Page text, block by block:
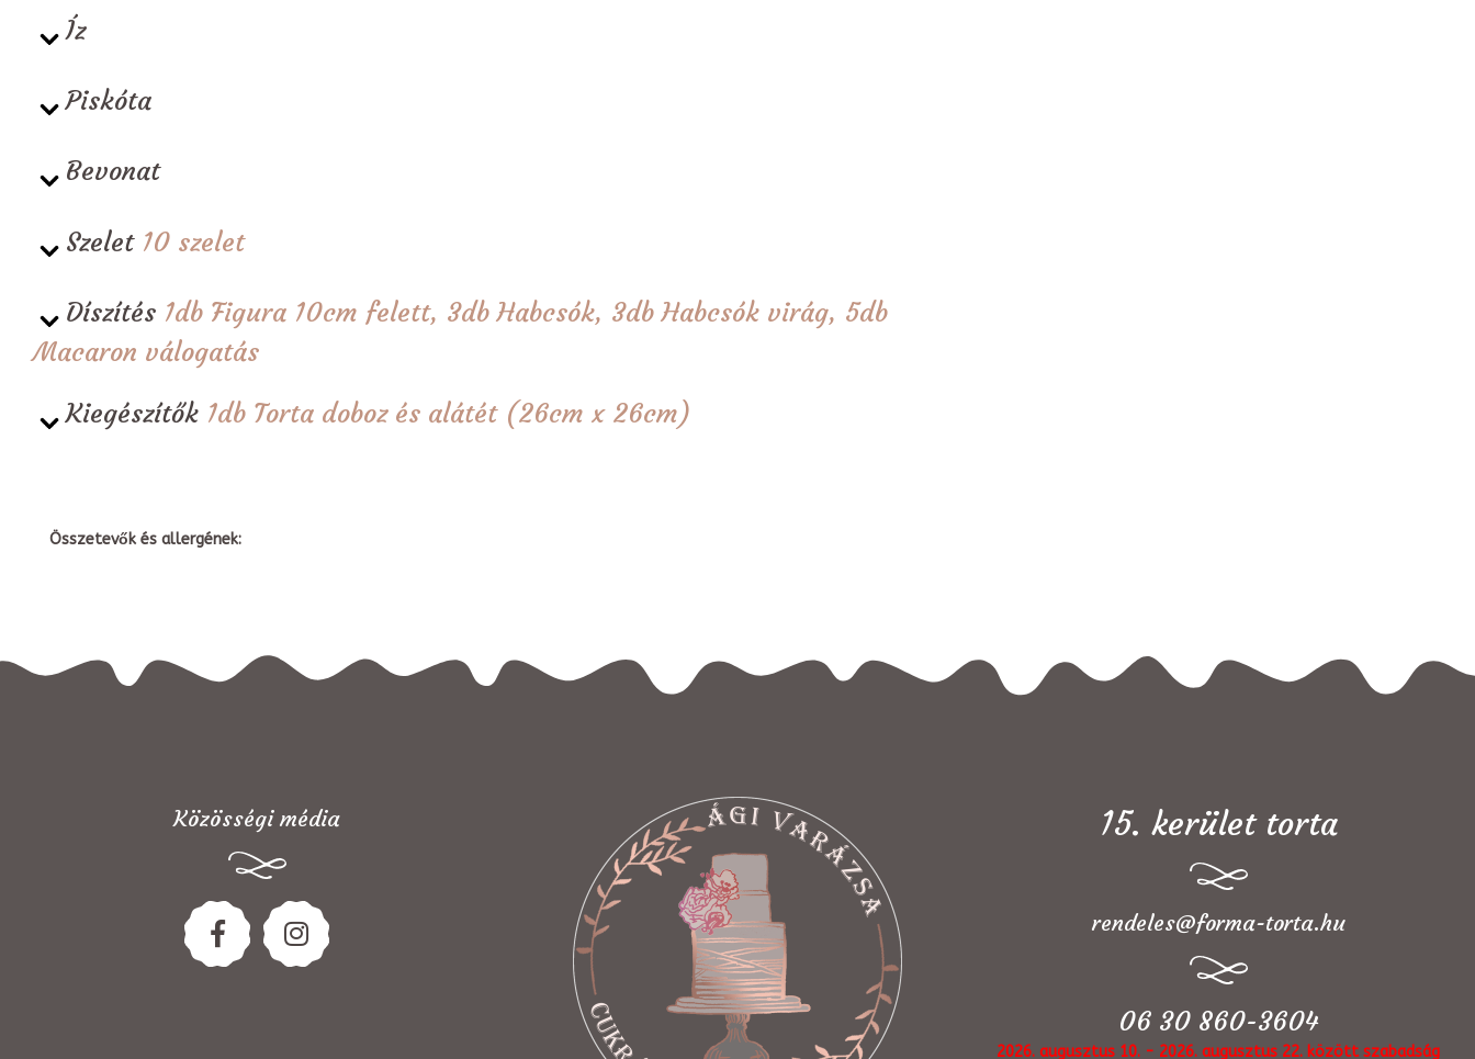
Íz
Piskóta
Bevonat
Szelet 10 szelet
Díszítés 1db Figura 10cm felett, 3db Habcsók, 3db Habcsók virág, 5db
Macaron válogatás
Kiegészítők 1db Torta doboz és alátét (26cm x 26cm)
Összetevők és allergének:
Közösségi média 15. kerület torta
rendeles@forma-torta.hu
06 30 860-3604
2026. augusztus 10. - 2026. augusztus 22. között szabadság